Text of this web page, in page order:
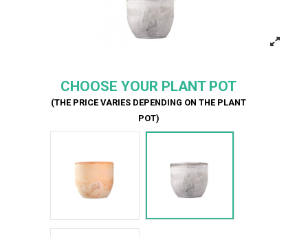
CHOOSE YOUR PLANT POT
(THE PRICE VARIES DEPENDING ON THE PLANT
POT)